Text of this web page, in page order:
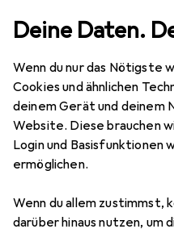
Deine Daten.
Wenn du nur das Nötigste
Cookies und ähnlichen
deinem Gerät und deinem
Website. Diese brauchen
Login und Basisfunktionen
ermöglichen.
Wenn du allem zustimmst,
darüber hinaus nutzen,
Schleifmittel
6
Pferd
Preis in EUR inkl. MwSt.
EUR
28,26